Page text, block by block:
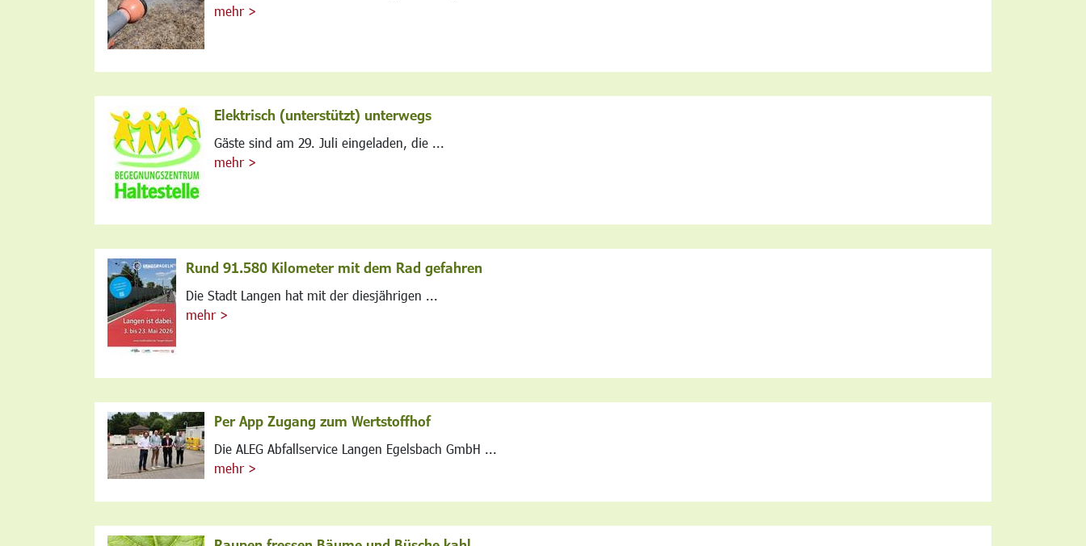
mehr >
Elektrisch (unterstützt) unterwegs
Gäste sind am 29. Juli eingeladen, die ...
mehr >
Rund 91.580 Kilometer mit dem Rad gefahren
Die Stadt Langen hat mit der diesjährigen ...
mehr >
Per App Zugang zum Wertstoffhof
Die ALEG Abfallservice Langen Egelsbach GmbH ...
mehr >